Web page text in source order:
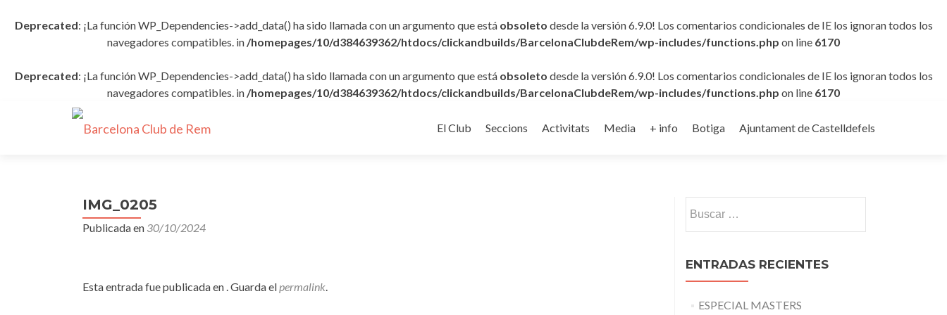
Deprecated: ¡La función WP_Dependencies->add_data() ha sido llamada con un argumento que está obsoleto desde la versión 6.9.0! Los comentarios condicionales de IE los ignoran todos los
navegadores compatibles. in /homepages/10/d384639362/htdocs/clickandbuilds/BarcelonaClubdeRem/wp-includes/functions.php on line 6170
Deprecated: ¡La función WP_Dependencies->add_data() ha sido llamada con un argumento que está obsoleto desde la versión 6.9.0! Los comentarios condicionales de IE los ignoran todos los
navegadores compatibles. in /homepages/10/d384639362/htdocs/clickandbuilds/BarcelonaClubdeRem/wp-includes/functions.php on line 6170
al
El Club Seccions Activitats Media + info Botiga Ajuntament de Castelldefels
IMG_0205
Publicada en 30/10/2024
Esta entrada fue publicada en . Guarda elpermalink.
ENTRADAS RECIENTES
ESPECIAL MASTERS